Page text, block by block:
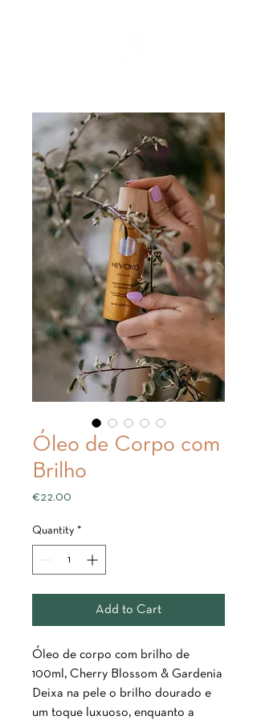
Óleo de Corpo com
Brilho
€22.00
Quantity *
Add to Cart
Óleo de corpo com brilho de
100ml, Cherry Blossom & Gardenia
Deixa na pele o brilho dourado e
um toque luxuoso, enquanto a